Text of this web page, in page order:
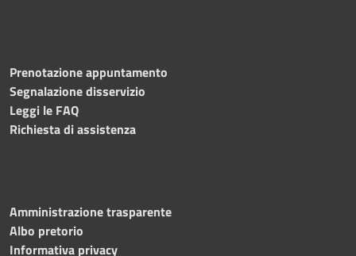
Prenotazione appuntamento
Segnalazione disservizio
Leggi le FAQ
Richiesta di assistenza
Amministrazione trasparente
Albo pretorio
Informativa privacy